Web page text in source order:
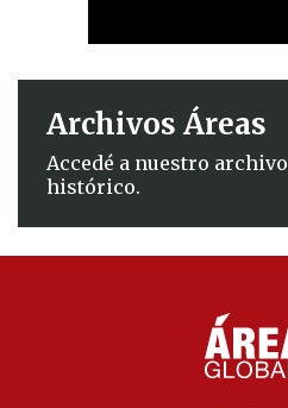
Archivos Áreas
Accedé a nuestro archivo
histórico.